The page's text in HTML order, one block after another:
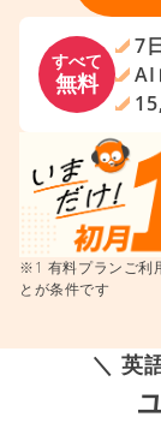
すべて
無料
7
AI
※1 有料プランご利
とが条件です
＼ 英